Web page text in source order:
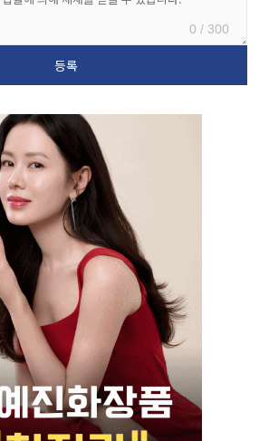
0 / 300